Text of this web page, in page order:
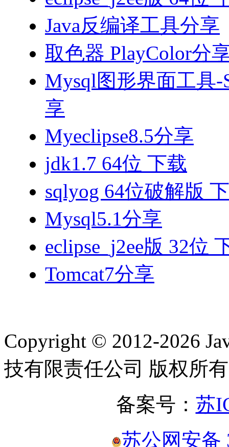
Java反编译工具分享
取色器 PlayColor分
Mysql图形界面工具-
享
Myeclipse8.5分享
jdk1.7 64位 下载
sqlyog 64位破解版
Mysql5.1分享
eclipse_j2ee版 32位
Tomcat7分享
Copyright © 2012-2026
技有限责任公司 版权所有
备案号： 苏
苏公网安备